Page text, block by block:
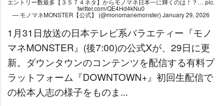
エントリー数最多【３５７４ネタ】からモノマネ日本一に輝くのは！？… pic.
twitter.com/QE4Hd4kNu0
— モノマネMONSTER【公式】 (@monomanemonster) January 29, 2026
1月31日放送の日本テレビ系バラエティー『モノ
マネMONSTER』(後7:00)の公式Xが、29日に更
新。ダウンタウンのコンテンツを配信する有料プ
ラットフォーム『DOWNTOWN+』初回生配信で
の松本人志の様子をものま...